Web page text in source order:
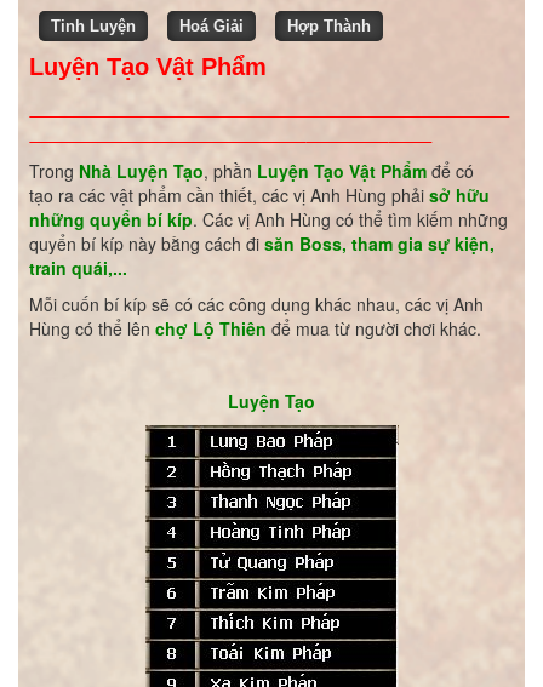
Tinh Luyện Hoá Giải Hợp Thành
Luyện Tạo Vật Phẩm
Trong Nhà Luyện Tạo, phần Luyện Tạo Vật Phẩm để có
tạo ra các vật phẩm cần thiết, các vị Anh Hùng phảisở hữu
những quyển bí kíp. Các vị Anh Hùng có thể tìm kiếm những
quyển bí kíp này bằng cách đisăn Boss, tham gia sự kiện,
train quái,...
Mỗi cuốn bí kíp sẽ có các công dụng khác nhau, các vị Anh
Hùng có thể lênchợ Lộ Thiên để mua từ người chơi khác.
Luyện Tạo